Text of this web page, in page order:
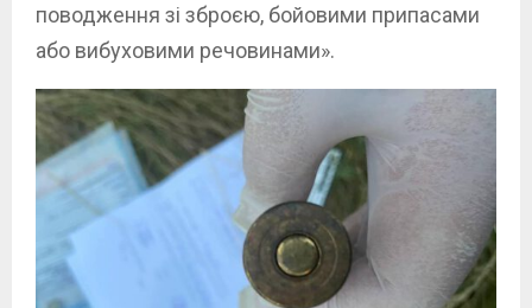
поводження зі зброєю, бойовими припасами
або вибуховими речовинами».